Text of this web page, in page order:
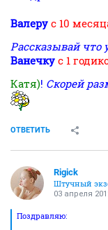
Валеру с 10
Рассказывай что
Ванечку с 1
Катя)! Скорей
ОТВЕТИТЬ
Rigick
Штучный
03 апреля
Поздравляю: